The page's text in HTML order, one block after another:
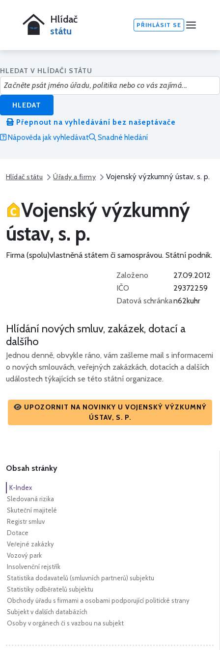
Hlídač
státu
PŘIHLÁSIT SE
HLEDAT V HLÍDAČI STÁTU
HLEDAT
Přepnout na vyhledávání bez našeptávače
Nápověda jak vyhledávat
Snadné hledání
Hlídač státu Úřady a firmy Vojenský výzkumný ústav, s. p.
Vojenský výzkumný
ústav, s. p.
Firma (spolu)vlastněná státem či samosprávou. Státní podnik.
Založeno
27.09.2012
IČO
29372259
Datová schránkan62kuhr
Hlídání nových smluv, zakázek, dotací a
dalšího
Jednou denně, obvykle ráno, vám zašleme mail s informacemi
o nových smlouvách, veřejných zakázkách, dotacích a dalších
událostech týkajících se této státní organizace.
UPOZORNIT NA NOVINKY U VOJENSKÝ VÝZKUMNÝ
ÚSTAV, S. P.
Obsah stránky
K-Index
Sledovaná rizika
Skuteční majitelé
Registr smluv
Dotace
Veřejné zakázky
Vozový park
Insolvenční rejstřík
Statistika dodavatelů (smluvních partnerů) subjektu
Statistiky odběratelů subjektu
Obchody úřadu s firmami a osobami podporující politické strany
Subjekt v dalších databázích
Osoby v orgánech či s vazbou na subjekt